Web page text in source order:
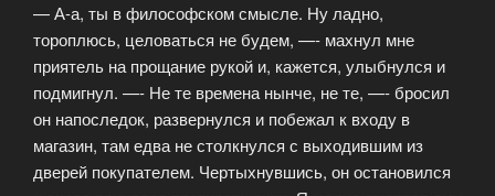
— А-а, ты в философском смысле. Ну ладно,
тороплюсь, целоваться не будем, —- махнул мне
приятель на прощание рукой и, кажется, улыбнулся и
подмигнул. —- Не те времена нынче, не те, —- бросил
он напоследок, развернулся и побежал к входу в
магазин, там едва не столкнулся с выходившим из
дверей покупателем. Чертыхнувшись, он остановился